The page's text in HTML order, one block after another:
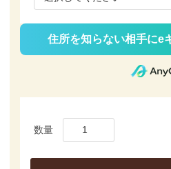
住所を知らない相手にe